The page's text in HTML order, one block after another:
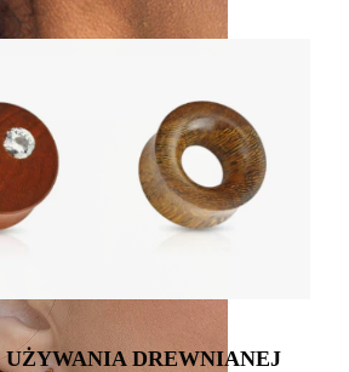
DREWNIANEJ